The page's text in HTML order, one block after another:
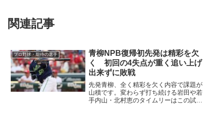
関連記事
プロ野球・期待の選手
青柳NPB復帰初先発は精彩を欠
く 初回の4失点が重く追い上げ
出来ずに敗戦
先発青柳、全く精彩を欠く内容で課題が
山積です。変わらず打ち続ける岩田や若
手内山・北村恵のタイムリーはこの試合